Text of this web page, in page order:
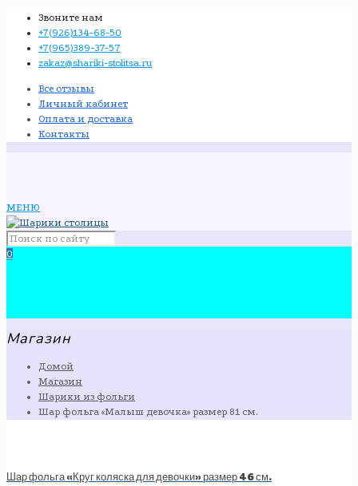
Звоните нам
+7(926)134-68-50
+7(965)389-37-57
zakaz@shariki-stolitsa.ru
Все отзывы
Личный кабинет
Оплата и доставка
Контакты
МЕНЮ
0
Магазин
Домой
Магазин
Шарики из фольги
Шар фольга «Малыш девочка» размер 81 см.
Шар фольга «Круг коляска для девочки» размер 46 см.